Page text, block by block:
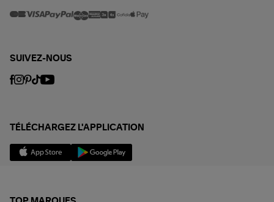
SUIVEZ-NOUS
TÉLÉCHARGEZ L'APPLICATION